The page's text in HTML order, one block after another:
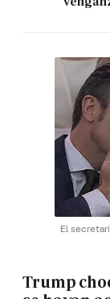
El
Trump